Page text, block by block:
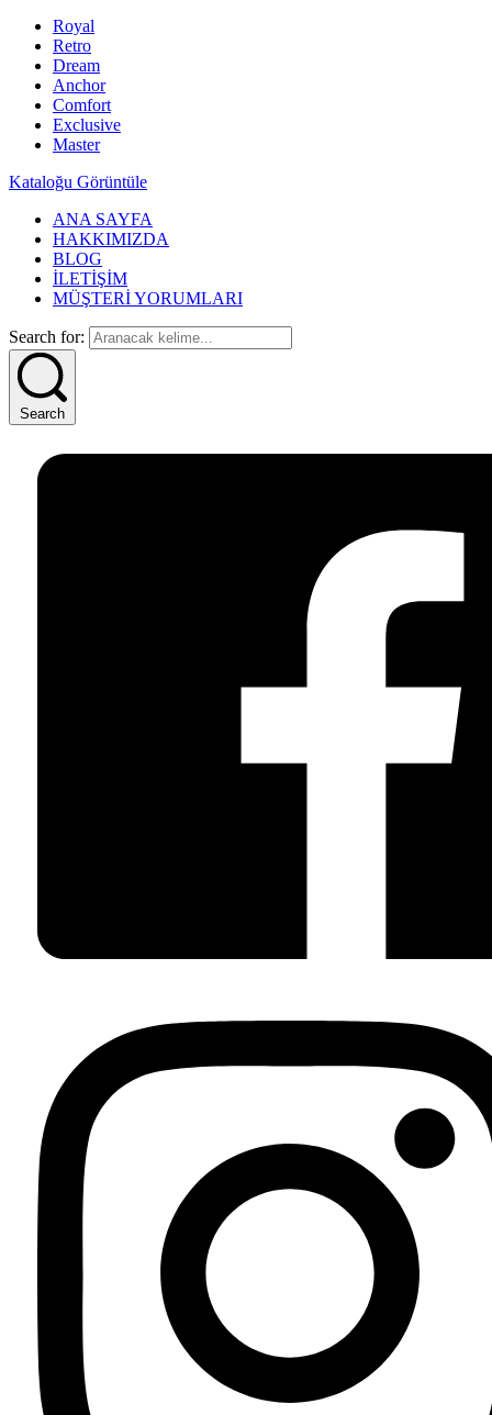
Royal
Retro
Dream
Anchor
Comfort
Exclusive
Master
Kataloğu Görüntüle
ANA SAYFA
HAKKIMIZDA
BLOG
İLETİŞİM
MÜŞTERİ YORUMLARI
Search for:
Search